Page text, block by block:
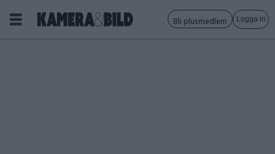
Bli plusmedlem Logga in